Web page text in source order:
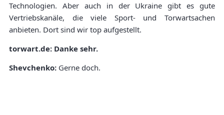
Technologien. Aber auch in der Ukraine gibt es gute
Vertriebskanäle, die viele Sport- und Torwartsachen
anbieten. Dort sind wir top aufgestellt.
torwart.de: Danke sehr.
Shevchenko: Gerne doch.